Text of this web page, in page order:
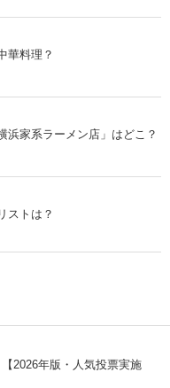
華料理？
浜家系ラーメン店」はどこ？
ストは？
2026年版・人気投票実施